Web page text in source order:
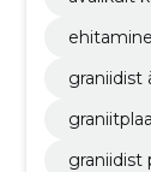
ehitamine
graniidist